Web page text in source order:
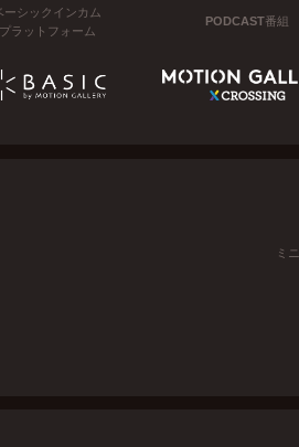
ーシックインカム
プラットフォーム
PODCAST番組
ミ